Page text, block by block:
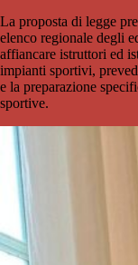
La proposta di legge
elenco regionale degli
affiancare istruttori ed
impianti sportivi,
e la preparazione
sportive.